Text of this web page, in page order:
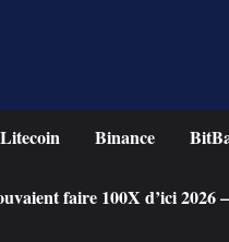
Litecoin Binance
faire 100X d’ici